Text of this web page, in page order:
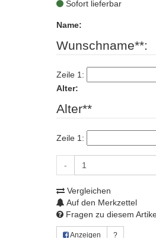
Sofort lieferbar
Name:
Wunschname**:
Zeile 1:
Alter:
Alter**
Zeile 1:
-
Vergleichen
Auf den Merkzettel
Fragen zu diesem
Anzeigen ?